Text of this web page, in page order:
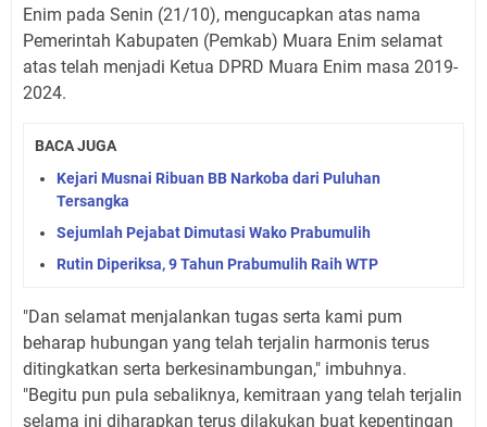
Enim pada Senin (21/10), mengucapkan atas nama
Pemerintah Kabupaten (Pemkab) Muara Enim selamat
atas telah menjadi Ketua DPRD Muara Enim masa 2019-
2024.
BACA JUGA
Kejari Musnai Ribuan BB Narkoba dari Puluhan
Tersangka
Sejumlah Pejabat Dimutasi Wako Prabumulih
Rutin Diperiksa, 9 Tahun Prabumulih Raih WTP
"Dan selamat menjalankan tugas serta kami pum
beharap hubungan yang telah terjalin harmonis terus
ditingkatkan serta berkesinambungan," imbuhnya.
"Begitu pun pula sebaliknya, kemitraan yang telah terjalin
selama ini diharapkan terus dilakukan buat kepentingan